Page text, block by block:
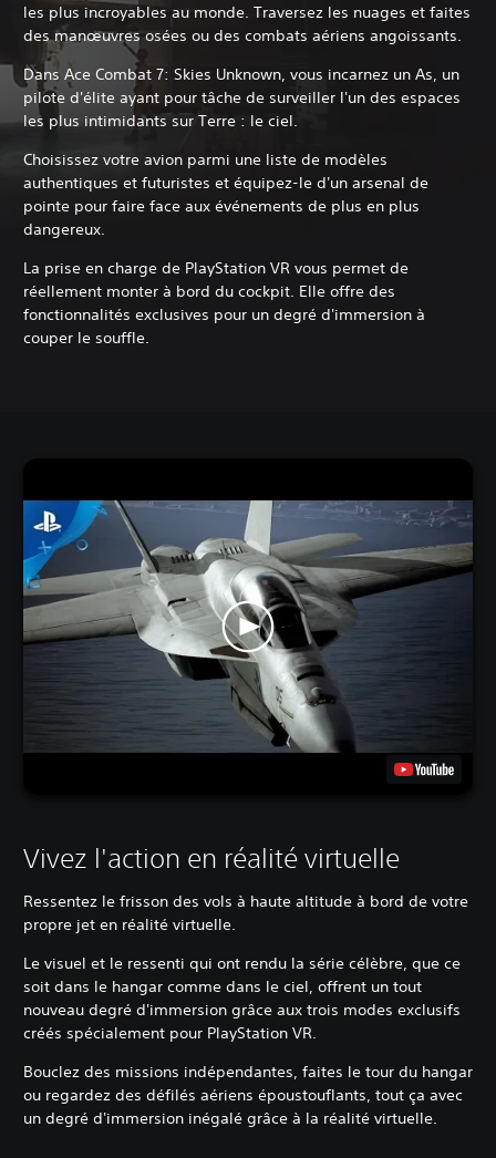
les plus incroyables au monde. Traversez les nuages et faites
des manœuvres osées ou des combats aériens angoissants.
Dans Ace Combat 7: Skies Unknown, vous incarnez un As, un
pilote d'élite ayant pour tâche de surveiller l'un des espaces
les plus intimidants sur Terre : le ciel.
Choisissez votre avion parmi une liste de modèles
authentiques et futuristes et équipez-le d'un arsenal de
pointe pour faire face aux événements de plus en plus
dangereux.
La prise en charge de PlayStation VR vous permet de
réellement monter à bord du cockpit. Elle offre des
fonctionnalités exclusives pour un degré d'immersion à
couper le souffle.
Vivez l'action en réalité virtuelle
Ressentez le frisson des vols à haute altitude à bord de votre
propre jet en réalité virtuelle.
Le visuel et le ressenti qui ont rendu la série célèbre, que ce
soit dans le hangar comme dans le ciel, offrent un tout
nouveau degré d'immersion grâce aux trois modes exclusifs
créés spécialement pour PlayStation VR.
Bouclez des missions indépendantes, faites le tour du hangar
ou regardez des défilés aériens époustouflants, tout ça avec
un degré d'immersion inégalé grâce à la réalité virtuelle.